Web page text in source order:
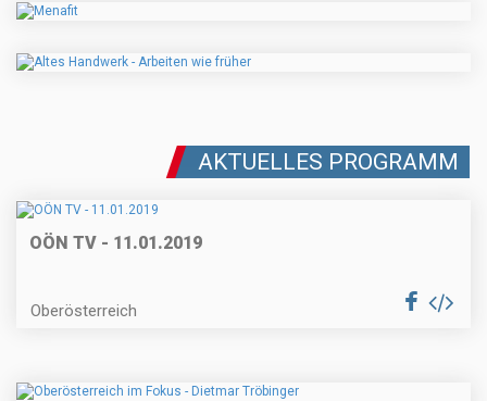
AKTUELLES PROGRAMM
OÖN TV - 11.01.2019
Oberösterreich